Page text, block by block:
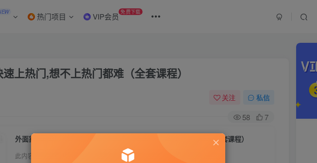
热门项目 VIP会员 免费下载
上热门,想不上热门都难（全套课程）
关注 私信
58 7
外面割880的《2022快手起号秘籍》快速上热门,想不上热门都难（全套课程）
此内容为付费资源，请付费后查看